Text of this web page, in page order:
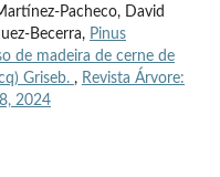
Pacheco, David
Becerra, Pinus
de madeira de cerne de
Griseb. , Revista Árvore:
2024